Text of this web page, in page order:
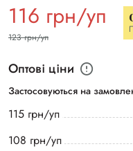
116 грн/уп
123 грн/уп
Оптові ціни
Застосовуються на
115 грн/уп
108 грн/уп